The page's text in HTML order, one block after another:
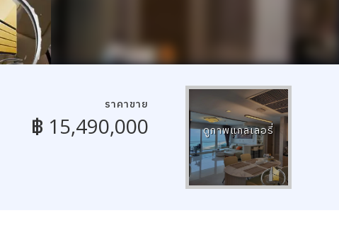
ราคาขาย
฿ 15,490,000 ดูภาพแกลเลอรี่